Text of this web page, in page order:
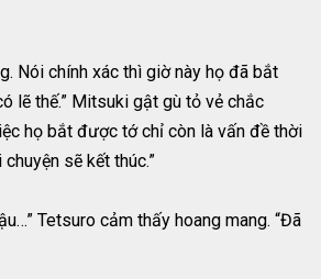
Nói chính xác thì giờ này họ đã bắt
lẽ thế.” Mitsuki gật gù tỏ vẻ chắc
họ bắt được tớ chỉ còn là vấn đề thời
sẽ kết thúc.”
Tetsuro cảm thấy hoang mang. “Đã